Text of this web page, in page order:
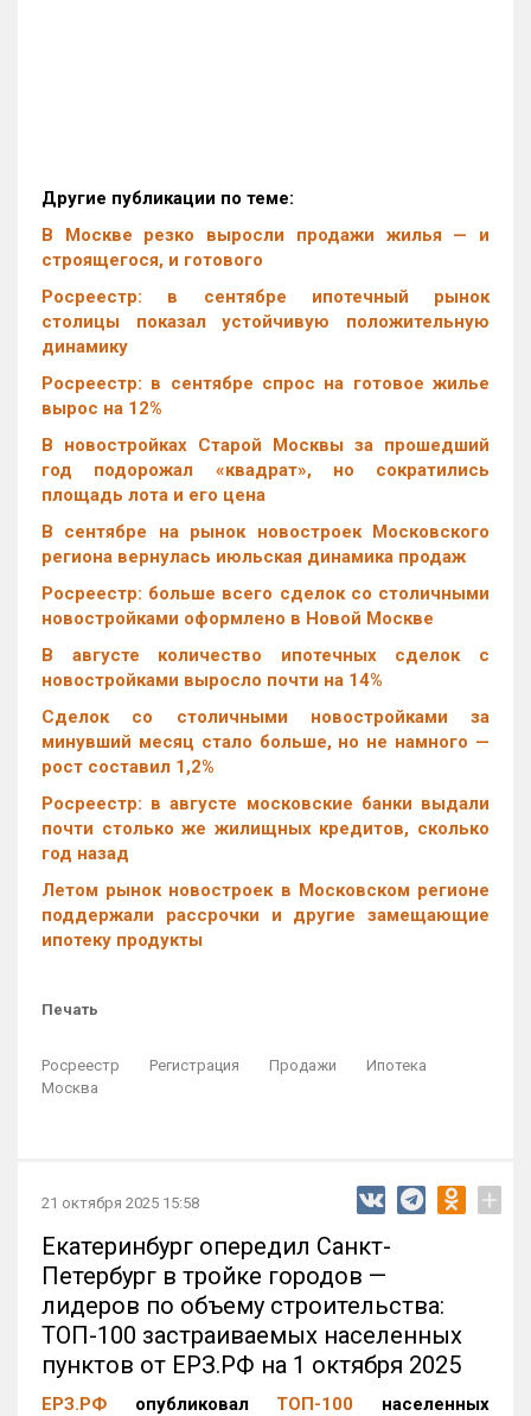
Другие публикации по теме:
В Москве резко выросли продажи жилья — и
строящегося, и готового
Росреестр: в сентябре ипотечный рынок
столицы показал устойчивую положительную
динамику
Росреестр: в сентябре спрос на готовое жилье
вырос на 12%
В новостройках Старой Москвы за прошедший
год подорожал «квадрат», но сократились
площадь лота и его цена
В сентябре на рынок новостроек Московского
региона вернулась июльская динамика продаж
Росреестр: больше всего сделок со столичными
новостройками оформлено в Новой Москве
В августе количество ипотечных сделок с
новостройками выросло почти на 14%
Cделок со столичными новостройками за
минувший месяц стало больше, но не намного —
рост составил 1,2%
Росреестр: в августе московские банки выдали
почти столько же жилищных кредитов, сколько
год назад
Летом рынок новостроек в Московском регионе
поддержали рассрочки и другие замещающие
ипотеку продукты
Печать
Росреестр Регистрация Продажи
Ипотека
Москва
21 октября 2025 15:58 +
Екатеринбург опередил Санкт-
Петербург в тройке городов —
лидеров по объему строительства:
ТОП-100 застраиваемых населенных
пунктов от ЕРЗ.РФ на 1 октября 2025
ЕРЗ.РФ опубликовал ТОП-100 населенных